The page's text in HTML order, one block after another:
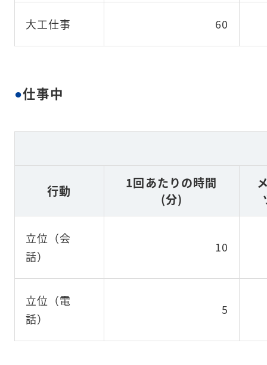
大工仕事 60
仕事中
行動
1回あたりの時間
(分)
立位（会
話）
10
立位（電
話）
5